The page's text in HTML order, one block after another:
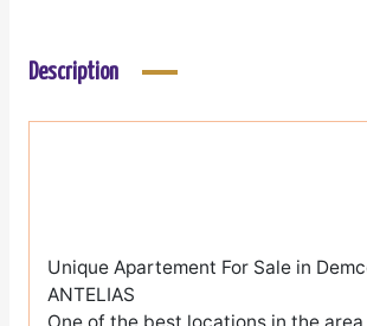
Description
Unique Apartement For Sale in
ANTELIAS